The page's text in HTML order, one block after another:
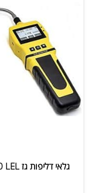
גלאי דליפות גז GSD-90 LEL